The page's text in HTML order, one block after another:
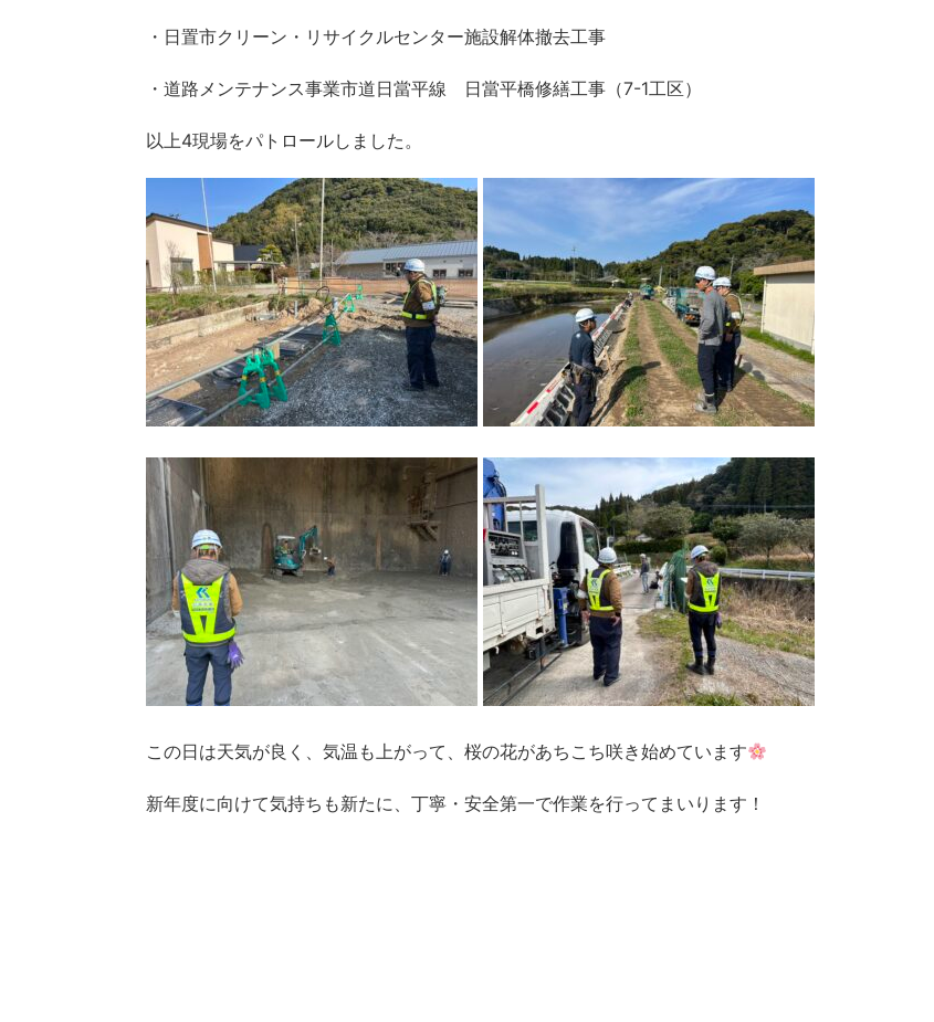
・日置市クリーン・リサイクルセンター施設解体撤去工事
・道路メンテナンス事業市道日當平線 日當平橋修繕工事（7-1工区）
以上4現場をパトロールしました。
この日は天気が良く、気温も上がって、桜の花があちこち咲き始めています
新年度に向けて気持ちも新たに、丁寧・安全第一で作業を行ってまいります！